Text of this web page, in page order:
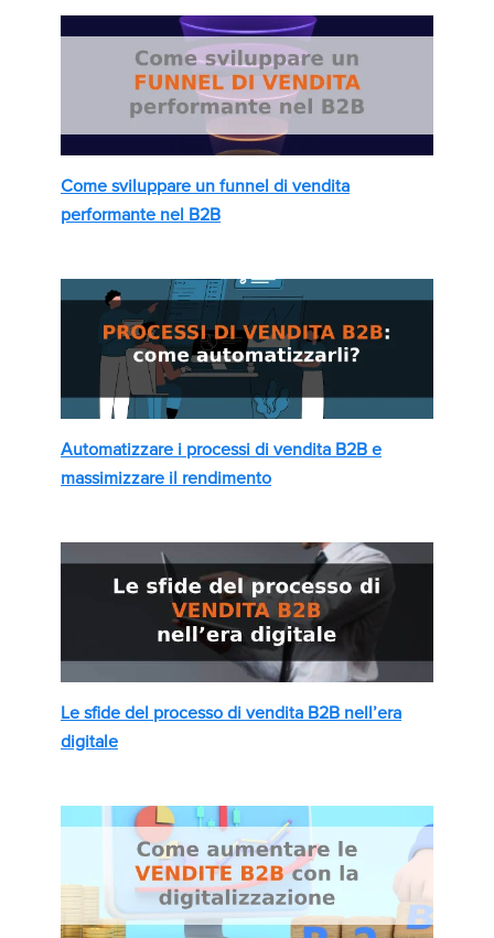
Come sviluppare un funnel di vendita
performante nel B2B
Automatizzare i processi di vendita B2B e
massimizzare il rendimento
Le sfide del processo di vendita B2B nell’era
digitale